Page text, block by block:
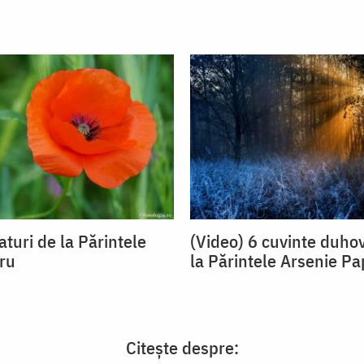
de la Părintele
(Video) 6 cuvinte
la Părintele Arsenie
Citește despre: